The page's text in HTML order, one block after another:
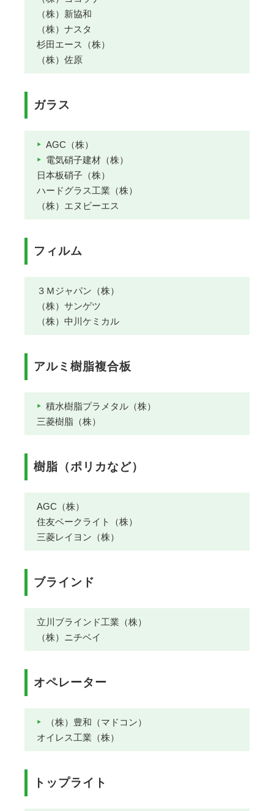
（株）新協和
（株）ナスタ
杉田エース（株）
（株）佐原
ガラス
AGC（株）
電気硝子建材（株）
日本板硝子（株）
ハードグラス工業（株）
（株）エヌビーエス
フィルム
３Ｍジャパン（株）
（株）サンゲツ
（株）中川ケミカル
アルミ樹脂複合板
積水樹脂プラメタル（株）
三菱樹脂（株）
樹脂（ポリカなど）
AGC（株）
住友ベークライト（株）
三菱レイヨン（株）
ブラインド
立川ブラインド工業（株）
（株）ニチベイ
オペレーター
（株）豊和（マドコン）
オイレス工業（株）
トップライト